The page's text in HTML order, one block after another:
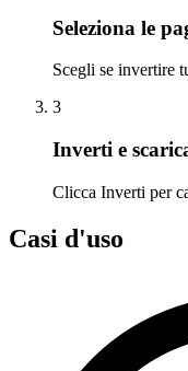
Seleziona le
Scegli se invertire
3
Inverti e
Clicca Inverti per
Casi d'uso